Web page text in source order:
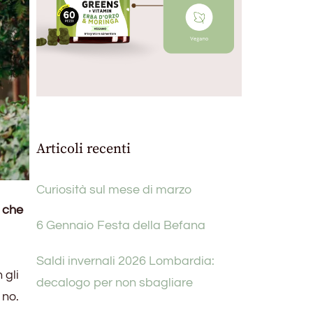
che
gli
Articoli recenti
Curiosità sul mese di marzo
6 Gennaio Festa della Befana
Saldi invernali 2026 Lombardia:
decalogo per non sbagliare